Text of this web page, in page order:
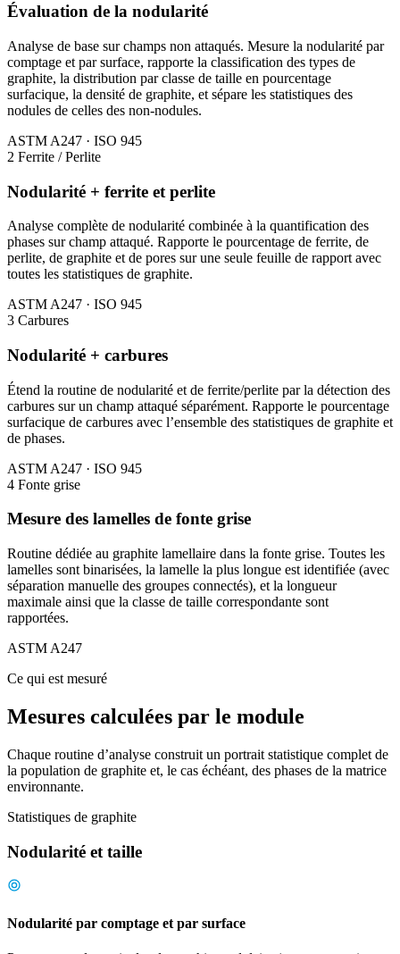
Évaluation de la nodularité
Analyse de base sur champs non attaqués. Mesure la nodularité par
comptage et par surface, rapporte la classification des types de
graphite, la distribution par classe de taille en pourcentage
surfacique, la densité de graphite, et sépare les statistiques des
nodules de celles des non-nodules.
ASTM A247 · ISO 945
2 Ferrite / Perlite
Nodularité + ferrite et perlite
Analyse complète de nodularité combinée à la quantification des
phases sur champ attaqué. Rapporte le pourcentage de ferrite, de
perlite, de graphite et de pores sur une seule feuille de rapport avec
toutes les statistiques de graphite.
ASTM A247 · ISO 945
3 Carbures
Nodularité + carbures
Étend la routine de nodularité et de ferrite/perlite par la détection des
carbures sur un champ attaqué séparément. Rapporte le pourcentage
surfacique de carbures avec l’ensemble des statistiques de graphite et
de phases.
ASTM A247 · ISO 945
4 Fonte grise
Mesure des lamelles de fonte grise
Routine dédiée au graphite lamellaire dans la fonte grise. Toutes les
lamelles sont binarisées, la lamelle la plus longue est identifiée (avec
séparation manuelle des groupes connectés), et la longueur
maximale ainsi que la classe de taille correspondante sont
rapportées.
ASTM A247
Ce qui est mesuré
Mesures calculées par le module
Chaque routine d’analyse construit un portrait statistique complet de
la population de graphite et, le cas échéant, des phases de la matrice
environnante.
Statistiques de graphite
Nodularité et taille
Nodularité par comptage et par surface